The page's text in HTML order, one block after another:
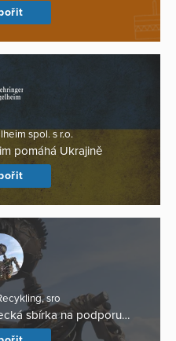
spol. s r.o.
pomáhá Ukrajině
sro
sbírka na podporu…